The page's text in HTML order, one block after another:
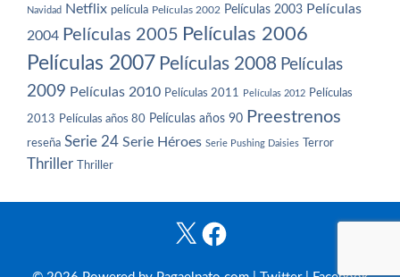
Navidad Netflix película Películas 2002 Películas 2003 Películas
2004 Películas 2005 Películas 2006
Películas 2007 Películas 2008 Películas
2009 Películas 2010 Películas 2011 Películas 2012 Películas
2013 Películas años 80 Películas años 90 Preestrenos
reseña Serie 24 Serie Héroes Serie Pushing Daisies Terror
Thriller Thriller
X Facebook